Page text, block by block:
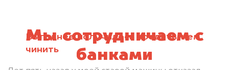
Выгоднее получилось продать, чем
чинить
Мы сотрудничаем с
банками